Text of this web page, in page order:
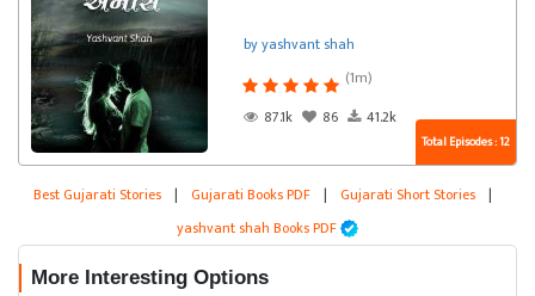
by yashvant shah
(1m)
87.1k
86 41.2k
Total Episodes : 12
Best Gujarati Stories | Gujarati Books PDF | Gujarati Short Stories |
yashvant shah Books PDF
More Interesting Options